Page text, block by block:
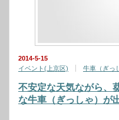
2014-5-15
イベント(上京区)
牛車（ぎっ
不安定な天気ながら、
な牛車（ぎっしゃ）が